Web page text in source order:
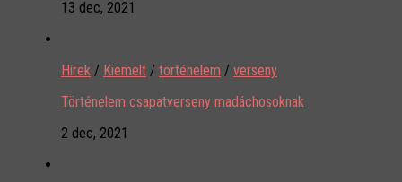
13 dec, 2021
Hírek / Kiemelt / történelem / verseny
Történelem csapatverseny madáchosoknak
2 dec, 2021